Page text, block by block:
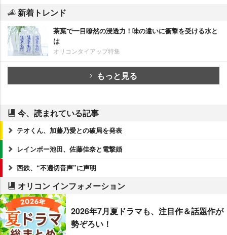
新着トレンド
茶葉で一目瞭然の浸透力！味の違いに衝撃を受ける水と
は
オリコンタイアップ特集
もっと見る
今、読まれている記事
テオくん、加藤乃愛との破局を発表
レインボー池田、佐藤佳奈と電撃婚
西鉄、“不適切音声”に声明
オリコン インフォメーション
2026年7月夏ドラマも、注目作＆話題作が
勢ぞろい！